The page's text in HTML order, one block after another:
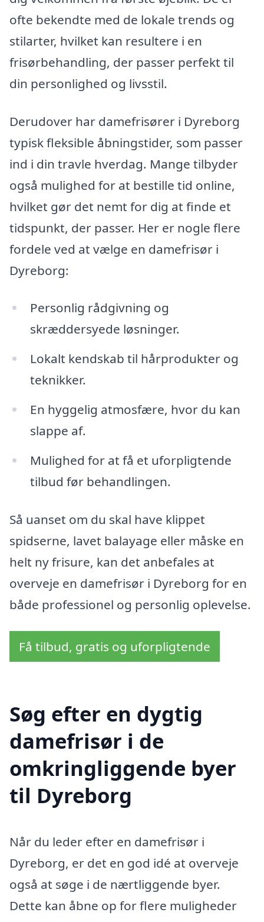
ofte bekendte med de lokale trends og
stilarter, hvilket kan resultere i en
frisørbehandling, der passer perfekt til
din personlighed og livsstil.
Derudover har damefrisører i Dyreborg
typisk fleksible åbningstider, som passer
ind i din travle hverdag. Mange tilbyder
også mulighed for at bestille tid online,
hvilket gør det nemt for dig at finde et
tidspunkt, der passer. Her er nogle flere
fordele ved at vælge en damefrisør i
Dyreborg:
Personlig rådgivning og
skræddersyede løsninger.
Lokalt kendskab til hårprodukter og
teknikker.
En hyggelig atmosfære, hvor du kan
slappe af.
Mulighed for at få et uforpligtende
tilbud før behandlingen.
Så uanset om du skal have klippet
spidserne, lavet balayage eller måske en
helt ny frisure, kan det anbefales at
overveje en damefrisør i Dyreborg for en
både professionel og personlig oplevelse.
Få tilbud, gratis og uforpligtende
Søg efter en dygtig
damefrisør i de
omkringliggende byer
til Dyreborg
Når du leder efter en damefrisør i
Dyreborg, er det en god idé at overveje
også at søge i de nærtliggende byer.
Dette kan åbne op for flere muligheder